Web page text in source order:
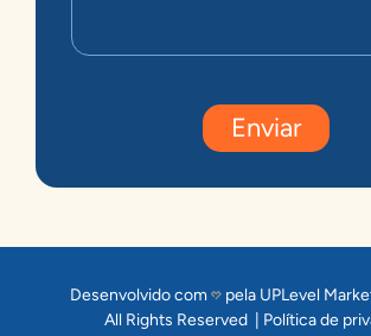
Enviar
Desenvolvido com
pela UPLevel
All Rights Reserved | Política de